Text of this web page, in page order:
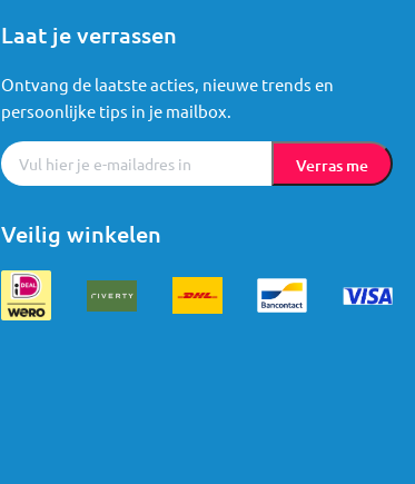
Veilig winkelen
Laat je verrassen
Ontvang de laatste acties, nieuwe trends en
persoonlijke tips in je mailbox.
Verras me